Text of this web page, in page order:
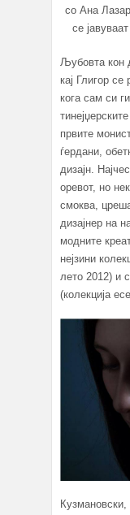
со Ана
се
Љубовта кон
кај Глигор
кога сам си
првите
ѓердани,
дизајн.
оревот, но
смоква,
дизајнер на
модните
нејзини
лето 2012) и
(колекција